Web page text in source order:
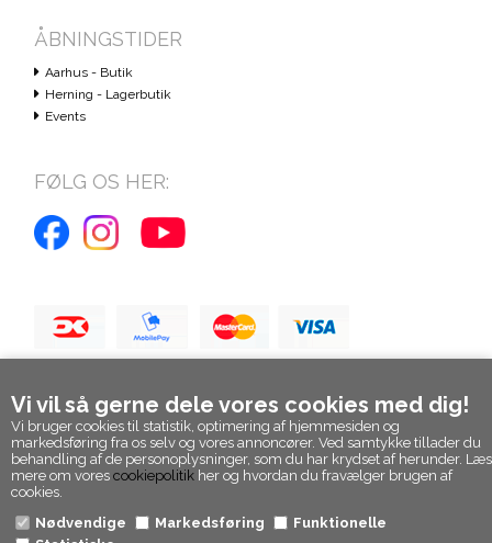
Vi vil så gerne dele vores cookies med dig!
Vi bruger cookies til statistik, optimering af hjemmesiden og
markedsføring fra os selv og vores annoncører. Ved samtykke tillader du
behandling af de personoplysninger, som du har krydset af herunder. Læs
mere om vores cookiepolitik her og hvordan du fravælger brugen af
cookies.
Nødvendige
Markedsføring
Funktionelle
ÅBNINGSTIDER
Aarhus - Butik
Herning - Lagerbutik
Events
FØLG OS HER: